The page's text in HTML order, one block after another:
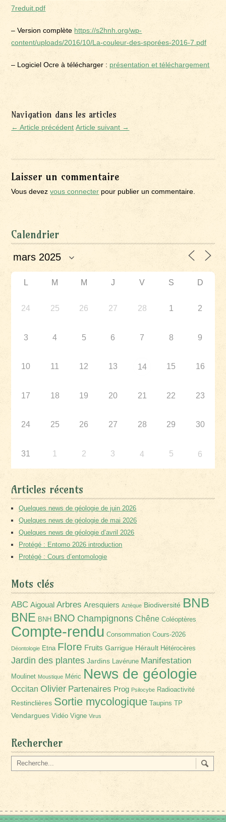
7reduit.pdf
– Version complète https://s2hnh.org/wp-
content/uploads/2016/10/La-couleur-des-sporées-2016-7.pdf
– Logiciel Ocre à télécharger : présentation et téléchargement
Navigation dans les articles
← Article précédent Article suivant →
Laisser un commentaire
Vous devezvous connecter pour publier un commentaire.
Calendrier
L M M J V S D
24 25 26 27 28 1 2
3 4 5 6 7 8 9
10 11 12 13 14 15 16
17 18 19 20 21 22 23
24 25 26 27 28 29 30
31 1 2 3 4 5 6
Articles récents
Quelques news de géologie de juin 2026
Quelques news de géologie de mai 2026
Quelques news de géologie d’avril 2026
Protégé : Entomo 2026 introduction
Protégé : Cours d’entomologie
Mots clés
ABC Aigoual Arbres Aresquiers Aztèque Biodiversité BNB
BNE BNH BNO Champignons Chêne Coléoptères
Compte-rendu Consommation Cours-2026
Déontologie Etna Flore Fruits Garrigue Hérault Hétérocères
Jardin des plantes Jardins Lavérune Manifestation
Moulinet Moustique Méric News de géologie
Occitan Olivier Partenaires Prog Psilocybe Radioactivité
Restinclières Sortie mycologique Taupins TP
Vendargues Vidéo Vigne Virus
Rechercher